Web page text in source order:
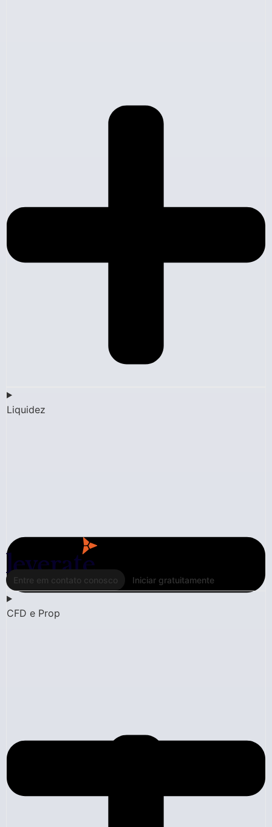
Liquidez
Entre em contato conosco Iniciar gratuitamente
CFD e Prop